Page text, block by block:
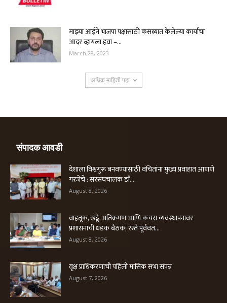
माझ्या आईने भाजपा पक्षासाठी कसब्यात केलेल्या कार्याचा
आदर व्हायला हवा –...
March 28, 2023
अधिक माहिती पहा
संपादक आवडी
देशाला विश्वगुरू बनवण्यासाठी वंचितांना मुख्य प्रवाहात आणणे
गरजेचे : सरसंघचालक डाॅ....
August 8, 2026
वाहतूक, खड्डे, अतिक्रमण आणि कचरा व्यवस्थापनावर
प्रशासनाची धडक बैठक; रस्ते पूर्ववत...
August 8, 2026
वृक्ष प्राधिकरणाची पहिली मासिक सभा संपन्न
August 7, 2026